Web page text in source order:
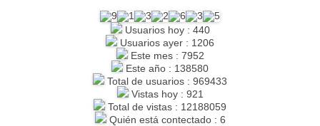
Usuarios hoy : 440
Usuarios ayer : 1206
Este mes : 7952
Este año : 138580
Total de usuarios : 969433
Vistas hoy : 921
Total de vistas : 12188059
Quién está contectado : 6